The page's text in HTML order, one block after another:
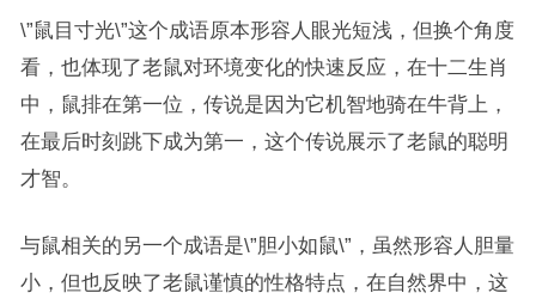
\”鼠目寸光\”这个成语原本形容人眼光短浅，但换个角度
看，也体现了老鼠对环境变化的快速反应，在十二生肖
中，鼠排在第一位，传说是因为它机智地骑在牛背上，
在最后时刻跳下成为第一，这个传说展示了老鼠的聪明
才智。
与鼠相关的另一个成语是\”胆小如鼠\”，虽然形容人胆量
小，但也反映了老鼠谨慎的性格特点，在自然界中，这